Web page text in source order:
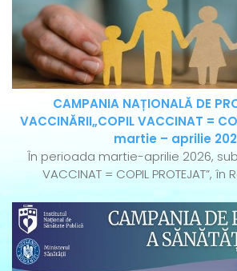
CAMPANIA NAȚIONALĂ DE
VACCINĂRII„COPIL VACCINAT =
martie – aprilie
În perioada martie-aprilie 2026, sub
VACCINAT = COPIL PROTEJAT”,